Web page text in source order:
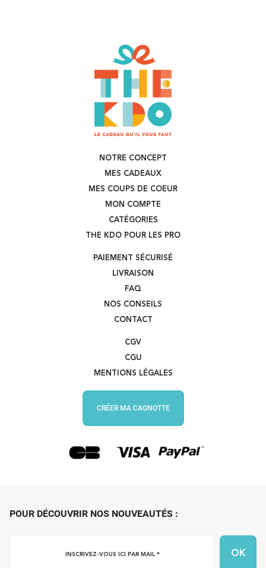
NOTRE CONCEPT
MES CADEAUX
MES COUPS DE COEUR
MON COMPTE
CATÉGORIES
THE KDO POUR LES PRO
PAIEMENT SÉCURISÉ
LIVRAISON
FAQ
NOS CONSEILS
CONTACT
CGV
CGU
MENTIONS LÉGALES
CRÉER MA CAGNOTTE
POUR DÉCOUVRIR NOS NOUVEAUTÉS :